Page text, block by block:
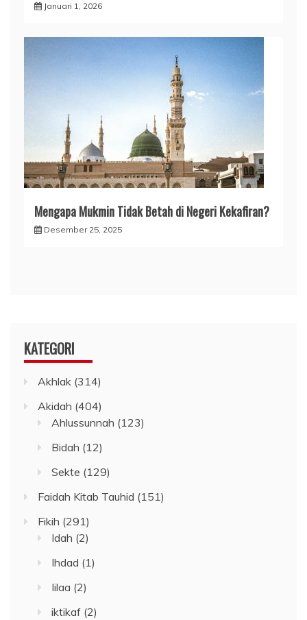
Januari 1, 2026
Mengapa Mukmin Tidak Betah di Negeri Kekafiran?
Desember 25, 2025
KATEGORI
Akhlak (314)
Akidah (404)
Ahlussunnah (123)
Bidah (12)
Sekte (129)
Faidah Kitab Tauhid (151)
Fikih (291)
Idah (2)
Ihdad (1)
Iilaa (2)
iktikaf (2)